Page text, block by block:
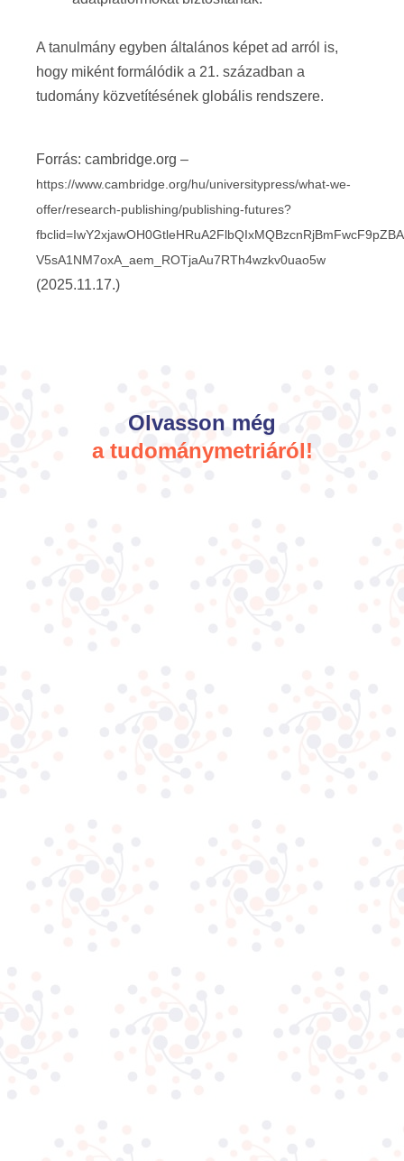
A tanulmány egyben általános képet ad arról is,
hogy miként formálódik a 21. században a
tudomány közvetítésének globális rendszere.
Forrás: cambridge.org –
https://www.cambridge.org/hu/universitypress/what-we-
offer/research-publishing/publishing-futures?
V5sA1NM7oxA_aem_ROTjaAu7RTh4wzkv0uao5w
(2025.11.17.)
Olvasson még
a tudománymetriáról!